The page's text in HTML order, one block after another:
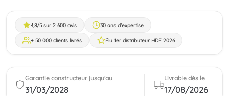
4,8/5 sur 2 600 avis 30 ans d'expertise
+ 50 000 clients livrés Élu 1er distributeur HDF 2026
Garantie constructeur jusqu'au
31/03/2028
Livrable dès le
17/08/2026